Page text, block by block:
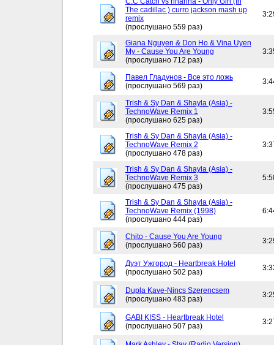
The cadillac ) curro jackson mash up
remix
(прослушано 559 раз)
Giana Nguyen & Don Ho & Vina Uyen
My - Cause You Are Young
(прослушано 712 раз)
Павел Гладунов - Все это ложь
(прослушано 569 раз)
Trish & Sy Dan & Shayla (Asia) -
TechnoWave Remix 1
(прослушано 625 раз)
Trish & Sy Dan & Shayla (Asia) -
TechnoWave Remix 2
(прослушано 478 раз)
Trish & Sy Dan & Shayla (Asia) -
TechnoWave Remix 3
(прослушано 475 раз)
Trish & Sy Dan & Shayla (Asia) -
TechnoWave Remix (1998)
(прослушано 444 раз)
Chito - Cause You Are Young
(прослушано 560 раз)
Дуэт Ужгород - Heartbreak Hotel
(прослушано 502 раз)
Dupla Kave-Nincs Szerencsem
(прослушано 483 раз)
GABI KISS - Heartbreak Hotel
(прослушано 507 раз)